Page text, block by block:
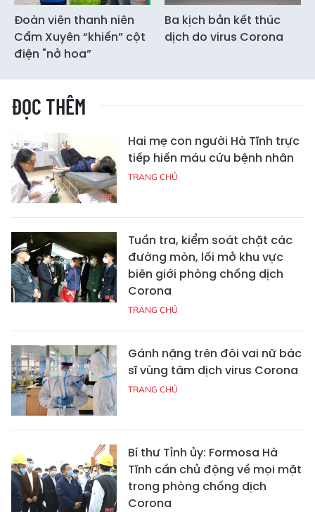
Đoàn viên thanh niên
Cẩm Xuyên “khiến” cột
điện "nở hoa”
Ba kịch bản kết thúc
dịch do virus Corona
ĐỌC THÊM
Hai mẹ con người Hà Tĩnh trực
tiếp hiến máu cứu bệnh nhân
TRANG CHỦ
Tuần tra, kiểm soát chặt các
đường mòn, lối mở khu vực
biên giới phòng chống dịch
Corona
TRANG CHỦ
Gánh nặng trên đôi vai nữ bác
sĩ vùng tâm dịch virus Corona
TRANG CHỦ
Bí thư Tỉnh ủy: Formosa Hà
Tĩnh cần chủ động về mọi mặt
trong phòng chống dịch
Corona